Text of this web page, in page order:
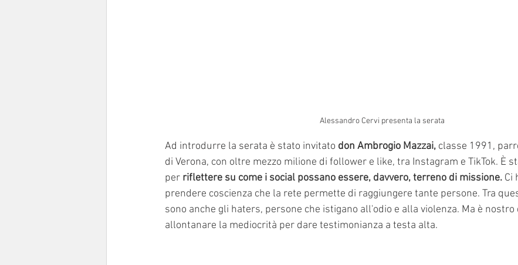
Alessandro Cervi presenta la serata
Ad introdurre la serata è stato invitato don Ambrogio Mazzai, classe 1991,
di Verona, con oltre mezzo milione di follower e like, tra Instagram e TikTok. È
per riflettere su come i social possano essere, davvero, terreno di missione. Ci
prendere coscienza che la rete permette di raggiungere tante persone. Tra
sono anche gli haters, persone che istigano all'odio e alla violenza. Ma è nostro
allontanare la mediocrità per dare testimonianza a testa alta.